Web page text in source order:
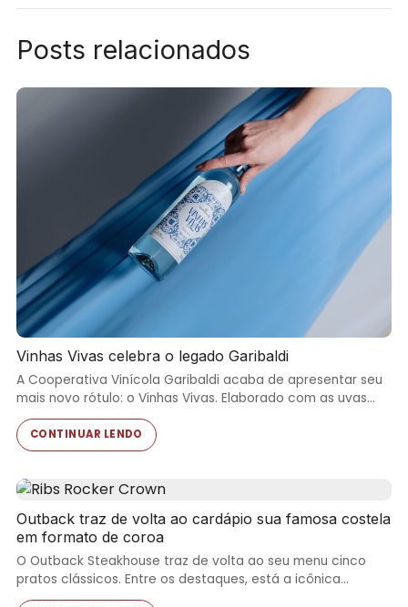
Posts relacionados
Vinhas Vivas celebra o legado Garibaldi
A Cooperativa Vinícola Garibaldi acaba de apresentar seu
mais novo rótulo: o Vinhas Vivas. Elaborado com as uvas…
CONTINUAR LENDO
Outback traz de volta ao cardápio sua famosa costela
em formato de coroa
O Outback Steakhouse traz de volta ao seu menu cinco
pratos clássicos. Entre os destaques, está a icônica…